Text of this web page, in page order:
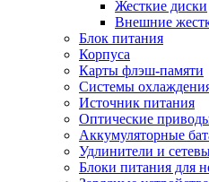
Жесткие диски
Внешние
Блок питания
Корпуса
Карты флэш-памяти
Системы
Источник питания
Оптические
Аккумуляторные
Удлинители и
Блоки питания для